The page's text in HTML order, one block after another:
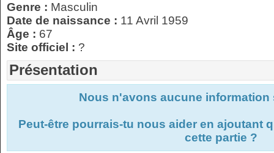
Genre : Masculin
Date de naissance : 11 Avril 1959
Âge : 67
Site officiel : ?
Présentation
Nous n'avons aucune
Peut-être pourrais-tu nous aider en ajoutant
cette partie ?